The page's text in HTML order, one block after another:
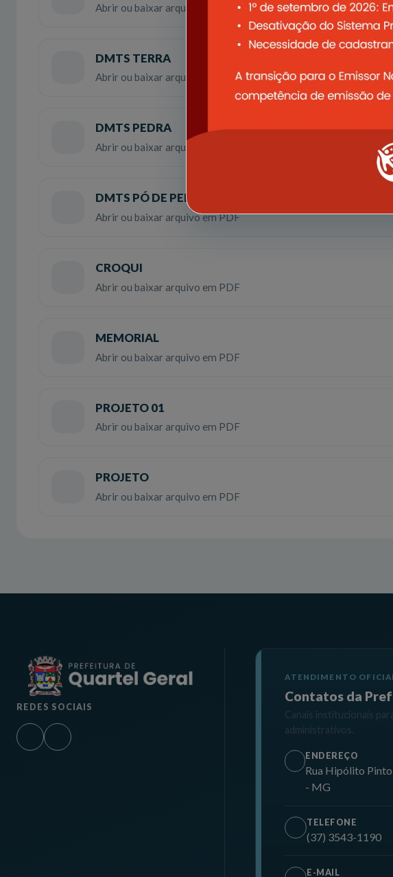
Abrir ou baixar arquivo em PDF
DMTS TERRA
Abrir ou baixar arquivo em PDF
DMTS PEDRA
Abrir ou baixar arquivo em PDF
DMTS PÓ DE PEDRA
Abrir ou baixar arquivo em PDF
CROQUI
Abrir ou baixar arquivo em PDF
MEMORIAL
Abrir ou baixar arquivo em PDF
PROJETO 01
Abrir ou baixar arquivo em PDF
PROJETO
Abrir ou baixar arquivo em PDF
REDES SOCIAIS
ATENDIMENTO
Contatos da
Canais institucionais
administrativos.
ENDEREÇO
Rua Hipólito
- MG
TELEFONE
(37) 3543-1190
E-MAIL